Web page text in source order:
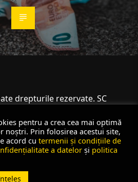
drepturile rezervate. SC
pentru a crea cea mai optimă
noștri. Prin folosirea acestui site,
acord cu termenii și condițiile de
a datelor și politica